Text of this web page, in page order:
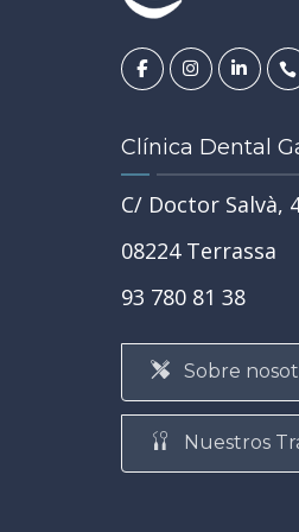
Clínica Dental
C/ Doctor Salvà,
08224 Terrassa
93 780 81 38
Sobre
Nuestros
JUL
REHABILITACIÓN
TRATAMIENTOS
TU SALUD
la más
tratarlas